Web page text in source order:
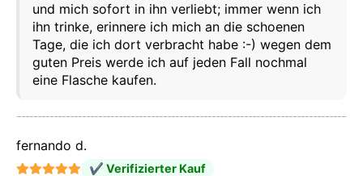
und mich sofort in ihn verliebt; immer wenn ich
ihn trinke, erinnere ich mich an die schoenen
Tage, die ich dort verbracht habe :-) wegen dem
guten Preis werde ich auf jeden Fall nochmal
eine Flasche kaufen.
fernando d.
✔ Verifizierter Kauf
Diese Website verwendet Cookies
Unsere Website verwendet Cookies, die
umfassen Daten, die sich auf Ihr Benutzerkonto
beziehen, und können persönliche Kennungen (z. B.
IP-Adresse und Sitzungsdetails) und Browserverlauf